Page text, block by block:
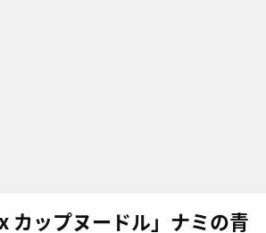
カップヌードル」ナミの青